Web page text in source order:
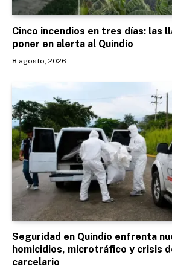
Cinco incendios en tres días: las
poner en alerta al Quindío
8 agosto, 2026
Seguridad en Quindío enfrenta
homicidios, microtráfico y crisis
carcelario